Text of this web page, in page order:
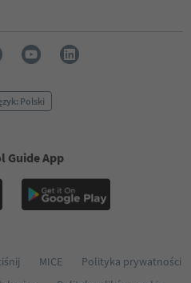
Polski
Guide App
MICE
Polityka prywatności